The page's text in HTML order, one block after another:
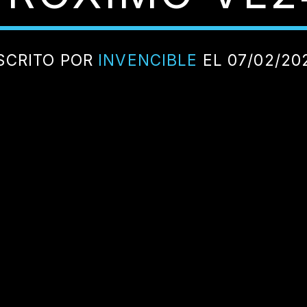
POR INVENCIBLE EL 07/02/